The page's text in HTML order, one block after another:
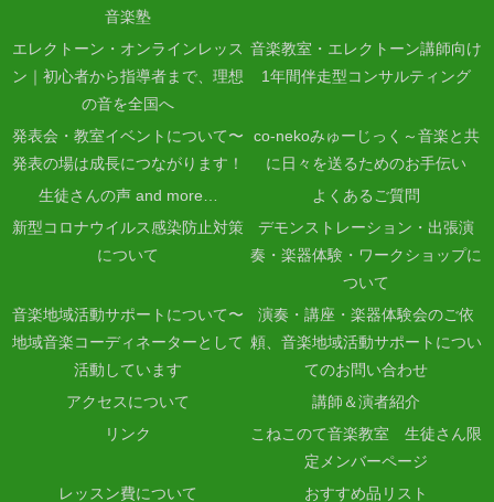
音楽塾
エレクトーン・オンラインレッス
ン｜初心者から指導者まで、理想
の音を全国へ
音楽教室・エレクトーン講師向け
1年間伴走型コンサルティング
発表会・教室イベントについて〜
発表の場は成長につながります！
co-nekoみゅーじっく～音楽と共
に日々を送るためのお手伝い
生徒さんの声 and more…
よくあるご質問
新型コロナウイルス感染防止対策
について
デモンストレーション・出張演
奏・楽器体験・ワークショップに
ついて
音楽地域活動サポートについて〜
地域音楽コーディネーターとして
活動しています
演奏・講座・楽器体験会のご依
頼、音楽地域活動サポートについ
てのお問い合わせ
アクセスについて
講師＆演者紹介
リンク
こねこのて音楽教室 生徒さん限
定メンバーページ
レッスン費について
おすすめ品リスト